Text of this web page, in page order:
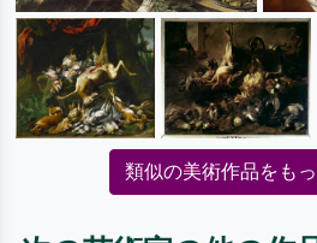
類似の美術作品をも